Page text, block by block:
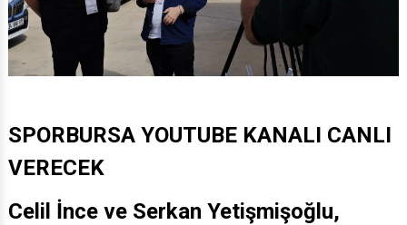
SPORBURSA YOUTUBE KANALI CANLI
VERECEK
Celil İnce ve Serkan Yetişmişoğlu,